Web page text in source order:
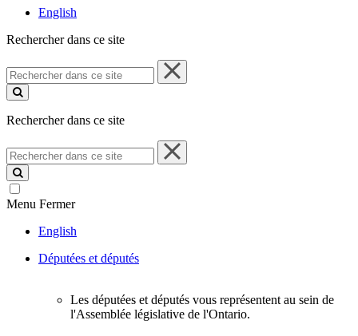
English
Rechercher dans ce site
Rechercher
dans
ce
Rechercher dans ce site
Rechercher
dans
ce
site
Menu Fermer
English
Députées et députés
Les députées et députés vous représentent au sein de
l'Assemblée législative de l'Ontario.